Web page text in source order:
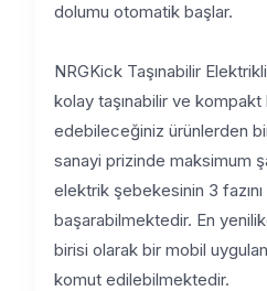
dolumu otomatik başlar.
NRGKick Taşınabilir
kolay taşınabilir ve
edebileceğiniz ürünlerden
sanayi prizinde maksimum
elektrik şebekesinin 3 fazını
başarabilmektedir. En
birisi olarak bir mobil
komut edilebilmektedir.